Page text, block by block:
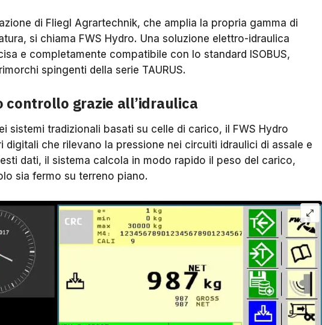
di Fliegl Agrartechnik, che amplia la propria gamma di
si chiama FWS Hydro. Una soluzione elettro-idraulica
e completamente compatibile con lo standard ISOBUS,
spingenti della serie TAURUS.
controllo grazie all’idraulica
sistemi tradizionali basati su celle di carico, il FWS Hydro
digitali che rilevano la pressione nei circuiti idraulici di assale e
dati, il sistema calcola in modo rapido il peso del carico,
sia fermo su terreno piano.